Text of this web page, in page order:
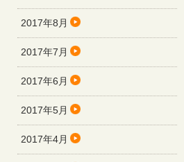
2017年8月
2017年7月
2017年6月
2017年5月
2017年4月